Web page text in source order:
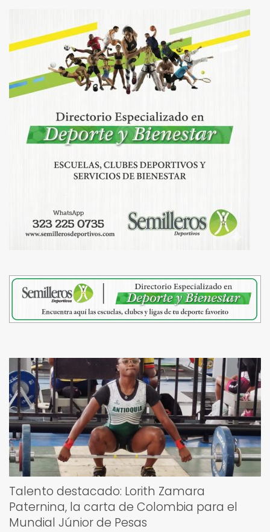
Talento destacado: Lorith Zamara
Paternina, la carta de Colombia para el
Mundial Júnior de Pesas